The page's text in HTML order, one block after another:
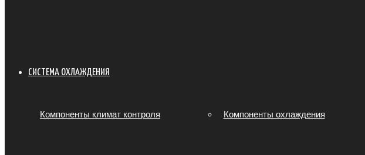
СИСТЕМА ОХЛАЖДЕНИЯ
Компоненты климат контроля Компоненты охлаждения